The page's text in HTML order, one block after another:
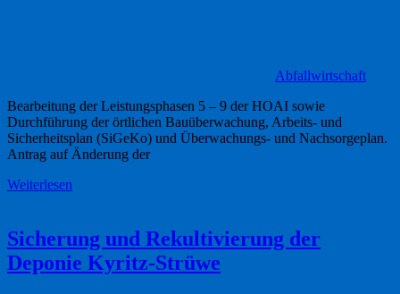
Abfallwirtschaft
Bearbeitung der Leistungsphasen 5 – 9 der HOAI sowie
Durchführung der örtlichen Bauüberwachung, Arbeits- und
Sicherheitsplan (SiGeKo) und Überwachungs- und Nachsorgeplan.
Antrag auf Änderung der
Weiterlesen
Sicherung und Rekultivierung der
Deponie Kyritz-Strüwe